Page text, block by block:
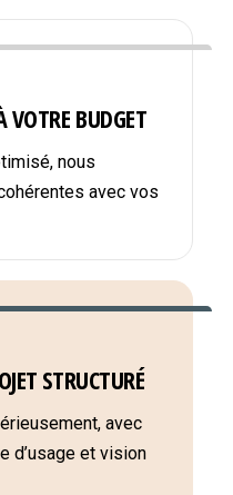
VOTRE BUDGET
nous
avec vos
STRUCTURÉ
avec
d’usage et vision